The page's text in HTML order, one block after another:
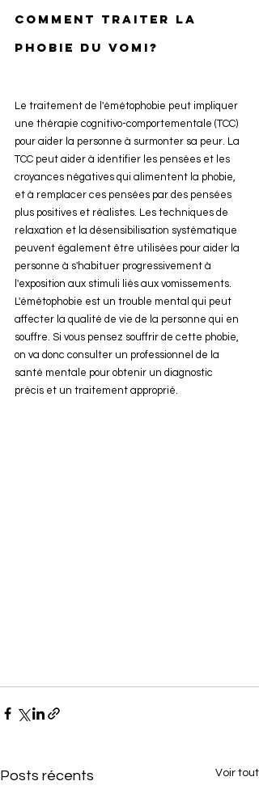
Comment traiter la
phobie du vomi?
Le traitement de l'émétophobie peut impliquer
une thérapie cognitivo-comportementale (TCC)
pour aider la personne à surmonter sa peur. La
TCC peut aider à identifier les pensées et les
croyances négatives qui alimentent la phobie,
et à remplacer ces pensées par des pensées
plus positives et réalistes. Les techniques de
relaxation et la désensibilisation systématique
peuvent également être utilisées pour aider la
personne à s'habituer progressivement à
l'exposition aux stimuli liés aux vomissements.
L'émétophobie est un trouble mental qui peut
affecter la qualité de vie de la personne qui en
souffre. Si vous pensez souffrir de cette phobie,
on va donc consulter un professionnel de la
santé mentale pour obtenir un diagnostic
précis et un traitement approprié.
Posts récents Voir tout